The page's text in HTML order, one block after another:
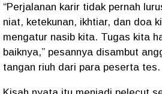
“Perjalanan karir tidak pernah
niat, ketekunan, ikhtiar, dan doa
mengatur nasib kita. Tugas kita
baiknya,” pesannya disambut
tangan riuh dari para peserta tes.